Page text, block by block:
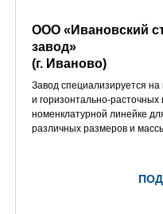
ООО «Ивановский
завод»
(г. Иваново)
Завод специализируется
и горизонтально-расточных
номенклатурной линейке
различных размеров и